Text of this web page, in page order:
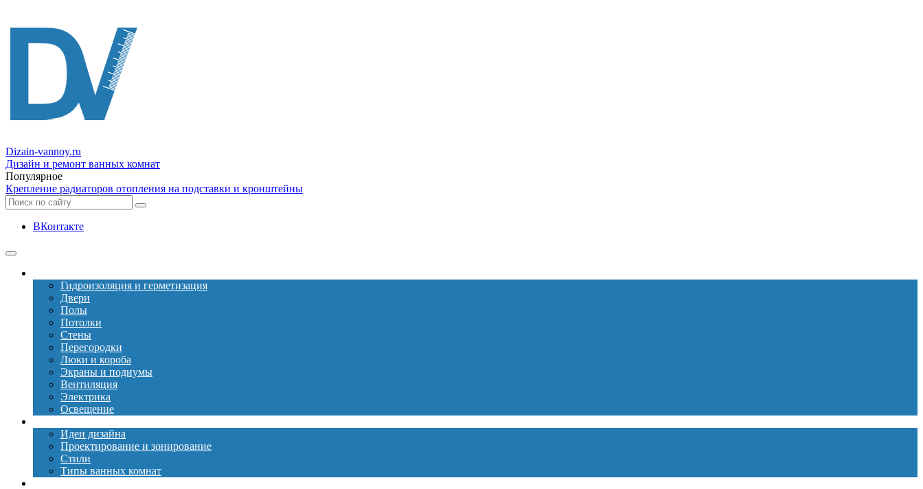
Dizain-vannoy.ru
Дизайн и ремонт ванных комнат
Популярное
Крепление радиаторов отопления на подставки и кронштейны
ВКонтакте
Гидроизоляция и герметизация
Двери
Полы
Потолки
Стены
Перегородки
Люки и короба
Экраны и подиумы
Вентиляция
Электрика
Освещение
Идеи дизайна
Проектирование и зонирование
Стили
Типы ванных комнат